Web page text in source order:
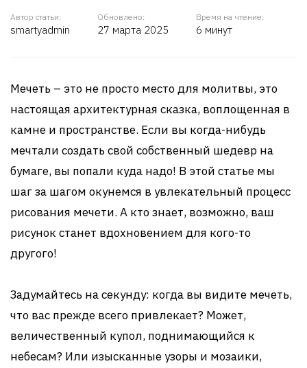
Автор статьи:
smartyadmin
Обновлено:
27 марта 2025
Время на чтение:
6 минут
Мечеть – это не просто место для молитвы, это
настоящая архитектурная сказка, воплощенная в
камне и пространстве. Если вы когда-нибудь
мечтали создать свой собственный шедевр на
бумаге, вы попали куда надо! В этой статье мы
шаг за шагом окунемся в увлекательный процесс
рисования мечети. А кто знает, возможно, ваш
рисунок станет вдохновением для кого-то
другого!
Задумайтесь на секунду: когда вы видите мечеть,
что вас прежде всего привлекает? Может,
величественный купол, поднимающийся к
небесам? Или изысканные узоры и мозаики,